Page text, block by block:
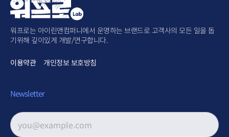
워프로는 아이린앤컴퍼니에서 운영하는 브랜드로 고객사의 모든 일을 돕
기위해 깊이있게 개발/연구합니다.
이용약관 개인정보 보호방침
Newsletter
이메일 주소*